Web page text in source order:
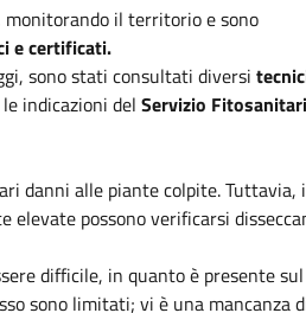
monitorando il territorio e sono
e certificati.
sono stati consultati diversi
indicazioni del Servizio
danni alle piante colpite. Tuttavia,
elevate possono verificarsi
difficile, in quanto è presente sul
sono limitati; vi è una mancanza